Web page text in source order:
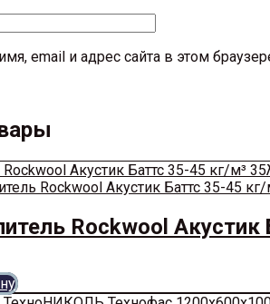
email и адрес сайта в этом
Rockwool